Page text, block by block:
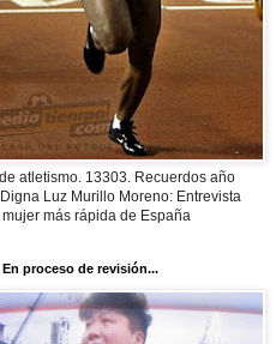
atletismo. 13303. Recuerdos año
Luz Murillo Moreno: Entrevista
más rápida de España
En proceso de revisión...